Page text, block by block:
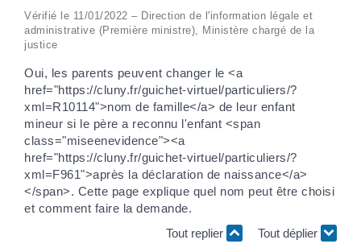
Vérifié le 11/01/2022 – Direction de l'information légale et
administrative (Première ministre), Ministère chargé de la
justice
Oui, les parents peuvent changer le <a
href="https://cluny.fr/guichet-virtuel/particuliers/?
xml=R10114">nom de famille</a> de leur enfant
mineur si le père a reconnu l'enfant <span
class="miseenevidence"><a
href="https://cluny.fr/guichet-virtuel/particuliers/?
xml=F961">après la déclaration de naissance</a>
</span>. Cette page explique quel nom peut être choisi
et comment faire la demande.
Tout replier
Tout déplier